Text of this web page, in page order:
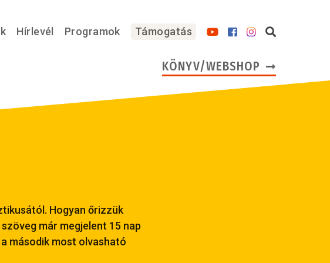
Hírlevél Programok Támogatás
KÖNYV/WEBSHOP
Hogyan őrizzük
már megjelent 15 nap
második most olvasható